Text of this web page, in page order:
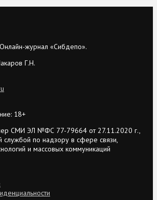
журнал «Сибдепо».
Г.Н.
18+
СМИ ЭЛ №ФС 77-79664 от 27.11.2020 г.,
по надзору в сфере связи,
и массовых коммуникаций